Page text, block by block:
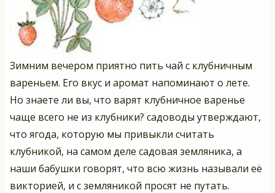
Зимним вечером приятно пить чай с клубничным
вареньем. Его вкус и аромат напоминают о лете.
Но знаете ли вы, что варят клубничное варенье
чаще всего не из клубники? садоводы утверждают,
что ягода, которую мы привыкли считать
клубникой, на самом деле садовая земляника, а
наши бабушки говорят, что всю жизнь называли её
викторией, и с земляникой просят не путать.